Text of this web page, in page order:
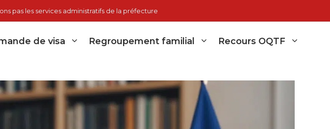
pas les services administratifs de la préfecture
de visa Regroupement familial
Recours OQTF